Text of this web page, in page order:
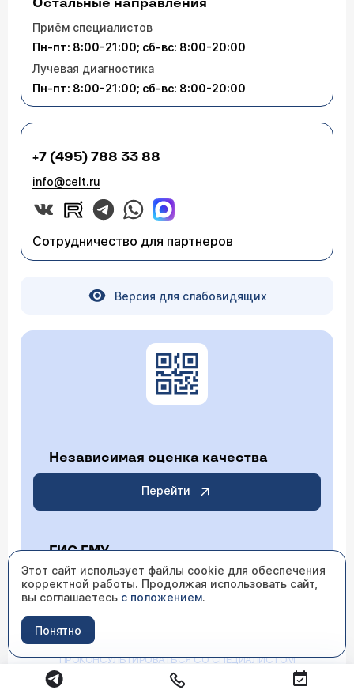
Остальные направления
Приём специалистов
Пн-пт: 8:00-21:00; сб-вс: 8:00-20:00
Лучевая диагностика
Пн-пт: 8:00-21:00; сб-вс: 8:00-20:00
+7 (495) 788 33 88
info@celt.ru
Сотрудничество для партнеров
Версия для слабовидящих
Независимая оценка качества
Перейти
ГИС ГМУ
Перейти
ИМЕЮТСЯ ПРОТИВОПОКАЗАНИЯ НЕОБХОДИМО
ПРОКОНСУЛЬТИРОВАТЬСЯ СО СПЕЦИАЛИСТОМ
Этот сайт использует файлы cookie для обеспечения
корректной работы. Продолжая использовать сайт,
вы соглашаетесь с положением.
Понятно